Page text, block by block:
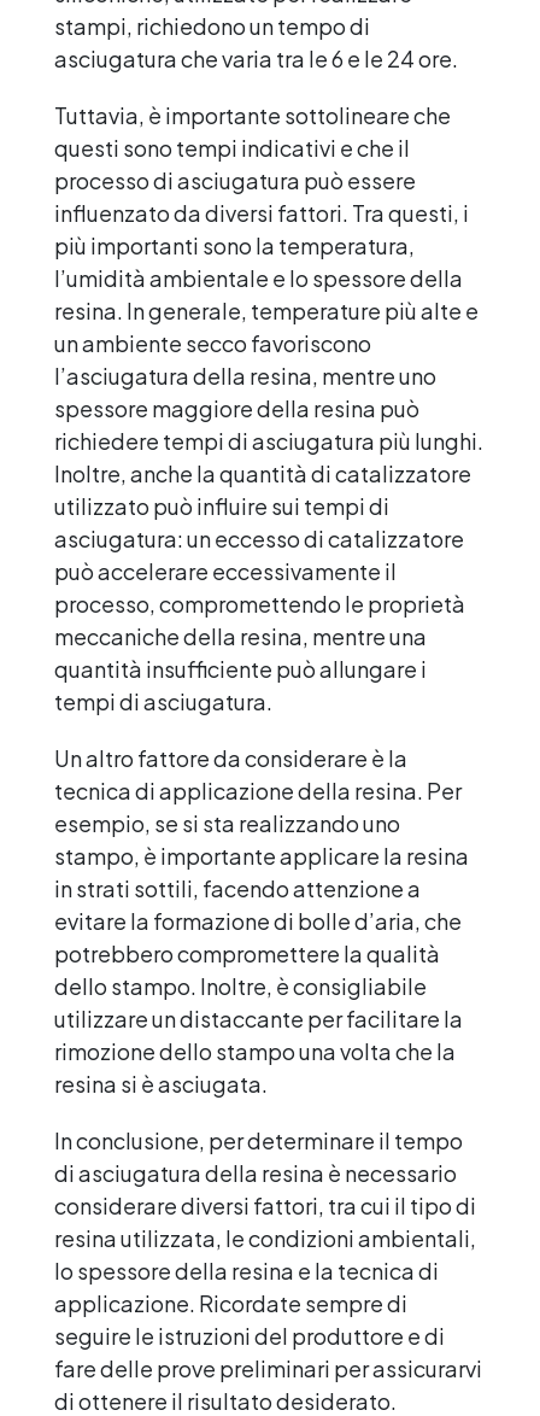
stampi, richiedono un tempo di
asciugatura che varia tra le 6 e le 24 ore.
Tuttavia, è importante sottolineare che
questi sono tempi indicativi e che il
processo di asciugatura può essere
influenzato da diversi fattori. Tra questi, i
più importanti sono la temperatura,
l’umidità ambientale e lo spessore della
resina. In generale, temperature più alte e
un ambiente secco favoriscono
l’asciugatura della resina, mentre uno
spessore maggiore della resina può
richiedere tempi di asciugatura più lunghi.
Inoltre, anche la quantità di catalizzatore
utilizzato può influire sui tempi di
asciugatura: un eccesso di catalizzatore
può accelerare eccessivamente il
processo, compromettendo le proprietà
meccaniche della resina, mentre una
quantità insufficiente può allungare i
tempi di asciugatura.
Un altro fattore da considerare è la
tecnica di applicazione della resina. Per
esempio, se si sta realizzando uno
stampo, è importante applicare la resina
in strati sottili, facendo attenzione a
evitare la formazione di bolle d’aria, che
potrebbero compromettere la qualità
dello stampo. Inoltre, è consigliabile
utilizzare un distaccante per facilitare la
rimozione dello stampo una volta che la
resina si è asciugata.
In conclusione, per determinare il tempo
di asciugatura della resina è necessario
considerare diversi fattori, tra cui il tipo di
resina utilizzata, le condizioni ambientali,
lo spessore della resina e la tecnica di
applicazione. Ricordate sempre di
seguire le istruzioni del produttore e di
fare delle prove preliminari per assicurarvi
di ottenere il risultato desiderato.